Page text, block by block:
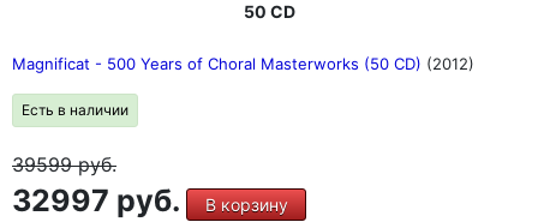
50 CD
Magnificat - 500 Years of Choral Masterworks (50 CD) (2012)
Есть в наличии
39599руб.
32997 руб. В корзину